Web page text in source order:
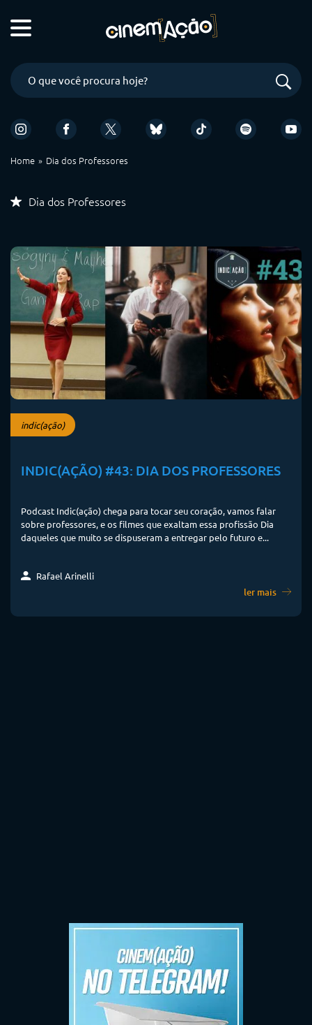
Home Dia dos Professores
Dia dos Professores
indic(ação)
INDIC(AÇÃO) #43: DIA DOS PROFESSORES
Podcast Indic(ação) chega para tocar seu coração, vamos falar
sobre professores, e os filmes que exaltam essa profissão Dia
daqueles que muito se dispuseram a entregar pelo futuro e...
Rafael Arinelli
ler mais